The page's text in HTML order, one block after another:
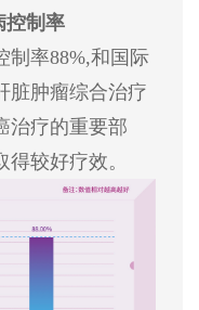
控制率
制率88%,和国际
脏肿瘤综合治疗
治疗的重要部
较好疗效。